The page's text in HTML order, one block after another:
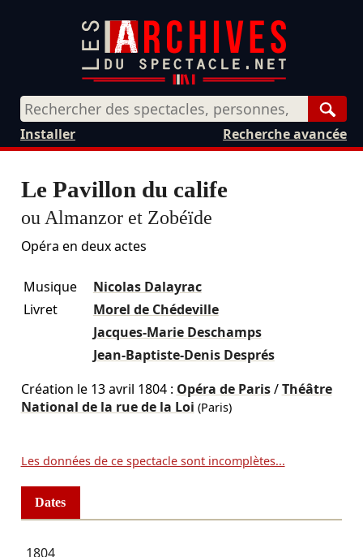
Recherche avancée
Installer
Le Pavillon du calife
ou Almanzor et Zobéïde
Opéra en deux actes
Musique
Nicolas Dalayrac
Livret
Morel de Chédeville
Jacques-Marie Deschamps
Jean-Baptiste-Denis Després
Création le 13 avril 1804: Opéra de Paris/Théâtre
National de la rue de la Loi (Paris)
Les données de ce spectacle sont incomplètes...
Dates
1804